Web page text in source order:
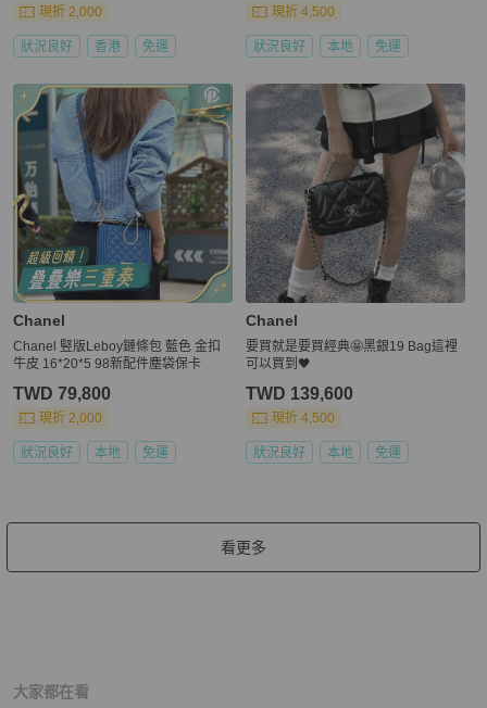
現折 2,000
狀況良好 香港 免運
現折 4,500
狀況良好 本地 免運
Chanel
Chanel 竪版Leboy鏈條包 藍色 金扣
牛皮 16*20*5 98新配件塵袋保卡
TWD 79,800
現折 2,000
狀況良好 本地 免運
Chanel
要買就是要買經典🤩黑銀19 Bag這裡
可以買到🖤
TWD 139,600
現折 4,500
狀況良好 本地 免運
看更多
大家都在看